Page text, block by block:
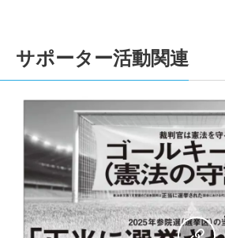
2021-03-01
国民審査裁判情報
2021-01-18
【サポーター有志
2020-11-18
1人1票裁判（2019
2020-11-09
1人1票裁判（2019
ートはこちら。
2020-10-18
1人1票裁判（2019
ら
2020-10-06
1人1票裁判（2019
サポーター活動関連